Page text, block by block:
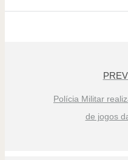
Polícia Militar
de jogos